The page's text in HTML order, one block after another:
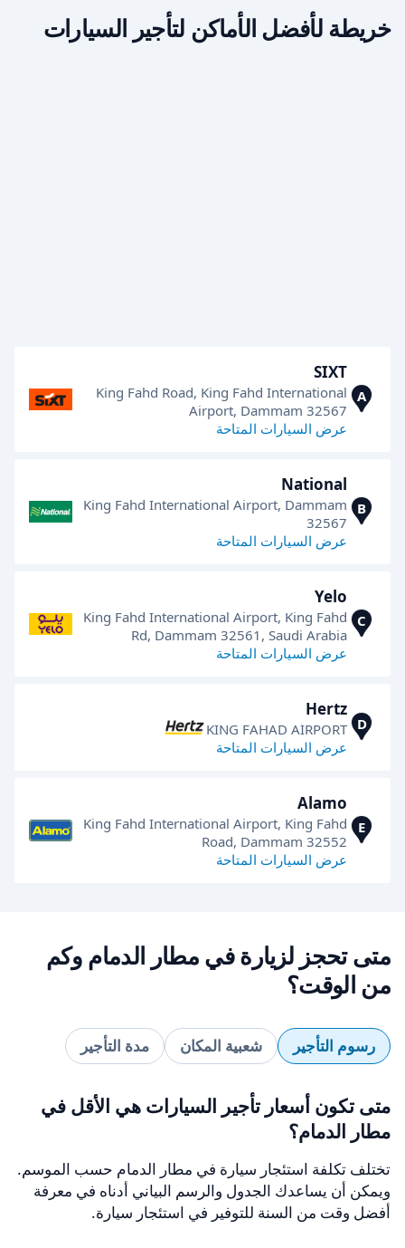
خريطة لأفضل الأماكن لتأجير السيارات
A
SIXT
King Fahd Road, King Fahd International
Airport, Dammam 32567
عرض السيارات المتاحة
B
National
King Fahd International Airport, Dammam
32567
عرض السيارات المتاحة
C
Yelo
King Fahd International Airport, King Fahd
Rd, Dammam 32561, Saudi Arabia
عرض السيارات المتاحة
D
Hertz
KING FAHAD AIRPORT
عرض السيارات المتاحة
E
Alamo
King Fahd International Airport, King Fahd
Road, Dammam 32552
عرض السيارات المتاحة
متى تحجز لزيارة في مطار الدمام وكم
من الوقت؟
رسوم التأجير شعبية المكان مدة التأجير
متى تكون أسعار تأجير السيارات هي الأقل في
مطار الدمام؟
تختلف تكلفة استئجار سيارة في مطار الدمام حسب الموسم.
ويمكن أن يساعدك الجدول والرسم البياني أدناه في معرفة
أفضل وقت من السنة للتوفير في استئجار سيارة.